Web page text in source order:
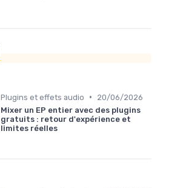
Plugins et effets audio •
20/06/2026
Mixer un EP entier avec des plugins
gratuits : retour d'expérience et
limites réelles